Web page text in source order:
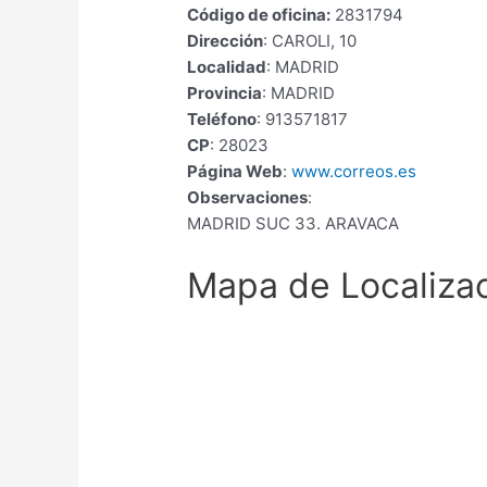
Código de oficina: 2831794
Dirección: CAROLI, 10
Localidad: MADRID
Provincia: MADRID
Teléfono: 913571817
CP: 28023
Página Web: www.correos.es
Observaciones:
MADRID SUC 33. ARAVACA
Mapa de